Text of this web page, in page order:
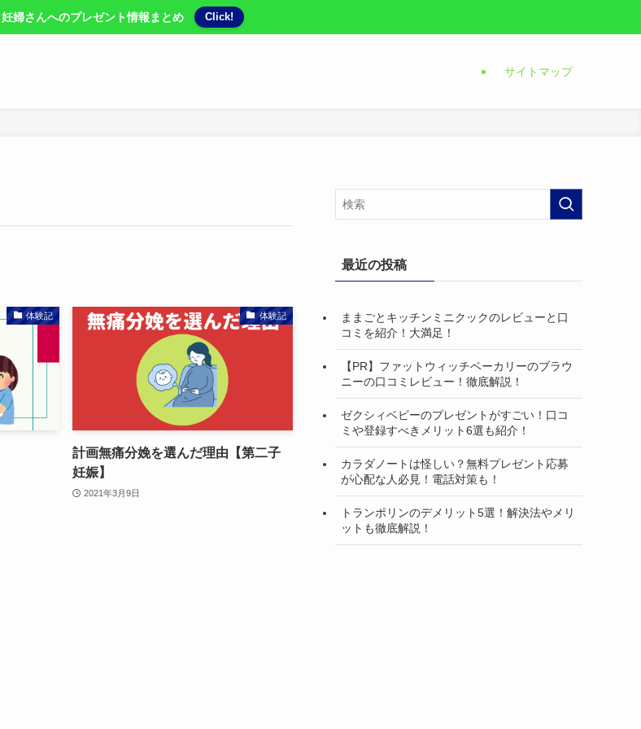
婦さんへのプレゼント情報まとめ Click!
サイトマップ
体験記 体験記
計画無痛分娩を選んだ理由【第二子
妊娠】
2021年3月9日
最近の投稿
ままごとキッチンミニクックのレビューと口
コミを紹介！大満足！
【PR】ファットウィッチベーカリーのブラウ
ニーの口コミレビュー！徹底解説！
ゼクシィベビーのプレゼントがすごい！口コ
ミや登録すべきメリット6選も紹介！
カラダノートは怪しい？無料プレゼント応募
が心配な人必見！電話対策も！
トランポリンのデメリット5選！解決法やメリ
ットも徹底解説！